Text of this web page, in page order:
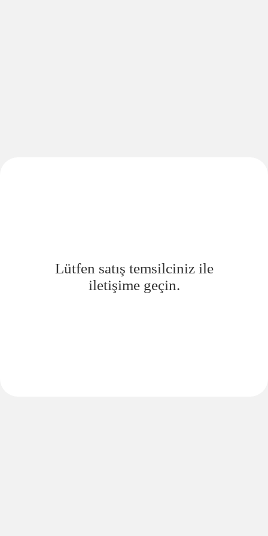
Lütfen satış temsilciniz ile
iletişime geçin.